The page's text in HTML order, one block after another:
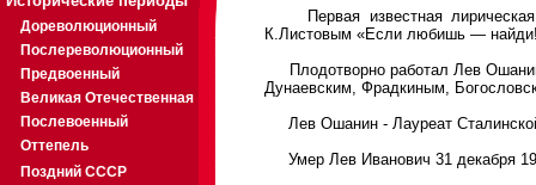
Дореволюционный
Послереволюционный
Предвоенный
Великая Отечественная
Послевоенный
Оттепель
Поздний СССР
Первая известная лирическая
К.Листовым «Если любишь —
Плодотворно работал Лев
Дунаевским, Фрадкиным,
Лев Ошанин - Лауреат
Умер Лев Иванович 31 декабря